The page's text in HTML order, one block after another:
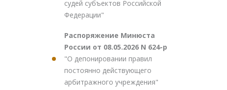
судей субъектов Российской
Федерации"
Распоряжение Минюста
России от 08.05.2026 N 624-р
"О депонировании правил
постоянно действующего
арбитражного учреждения"